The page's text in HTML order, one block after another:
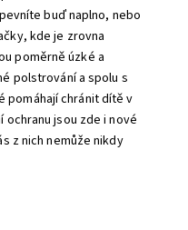
buď naplno, nebo
kde je zrovna
poměrně úzké a
polstrování a spolu s
pomáhají chránit dítě v
ochranu jsou zde i nové
z nich nemůže nikdy